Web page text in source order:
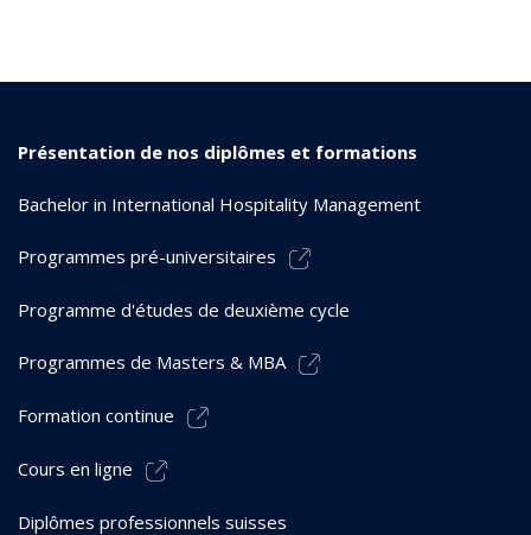
Présentation de nos diplômes et formations
Bachelor in International Hospitality Management
Programmes pré-universitaires
Programme d'études de deuxième cycle
Programmes de Masters & MBA
Formation continue
Cours en ligne
Diplômes professionnels suisses